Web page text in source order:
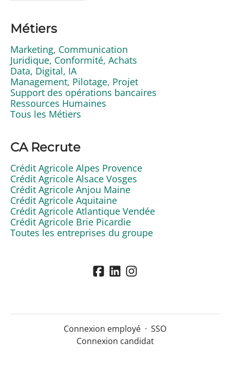
Métiers
Marketing, Communication
Juridique, Conformité, Achats
Data, Digital, IA
Management, Pilotage, Projet
Support des opérations bancaires
Ressources Humaines
Tous les Métiers
CA Recrute
Crédit Agricole Alpes Provence
Crédit Agricole Alsace Vosges
Crédit Agricole Anjou Maine
Crédit Agricole Aquitaine
Crédit Agricole Atlantique Vendée
Crédit Agricole Brie Picardie
Toutes les entreprises du groupe
Connexion employé · SSO
Connexion candidat